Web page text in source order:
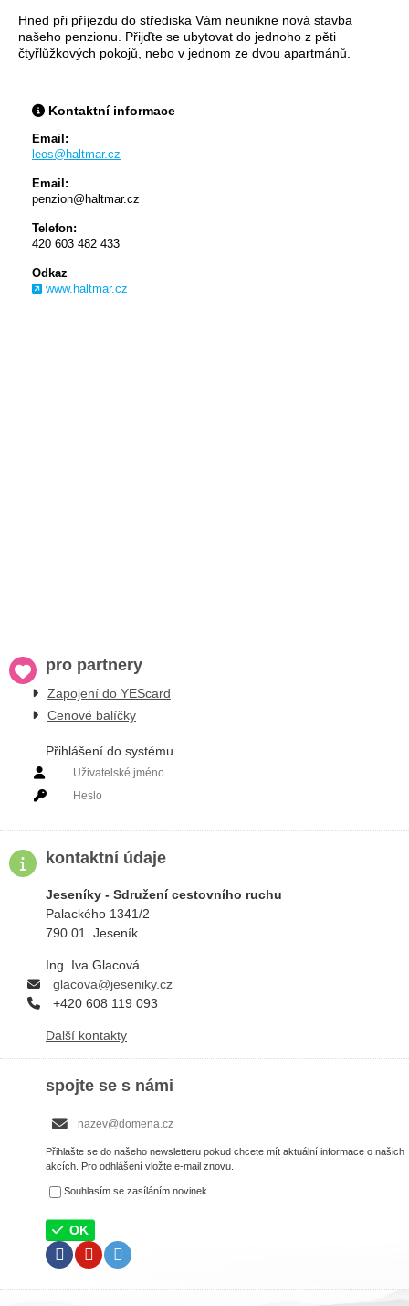
Hned při příjezdu do střediska Vám neunikne nová stavba
našeho penzionu. Přijďte se ubytovat do jednoho z pěti
čtyřlůžkových pokojů, nebo v jednom ze dvou apartmánů.
Kontaktní informace
Email:
leos@haltmar.cz
Email:
penzion@haltmar.cz
Telefon:
420 603 482 433
Odkaz
www.haltmar.cz
pro partnery
Zapojení do YEScard
Cenové balíčky
Přihlášení do systému
kontaktní údaje
Jeseníky - Sdružení cestovního ruchu
Palackého 1341/2
790 01 Jeseník
Ing. Iva Glacová
glacova@jeseniky.cz
+420 608 119 093
Další kontakty
spojte se s námi
Přihlašte se do našeho newsletteru pokud chcete mít aktuální informace o našich
akcích. Pro odhlášení vložte e-mail znovu.
Souhlasím se zasíláním novinek
OK
FacebookYoutube